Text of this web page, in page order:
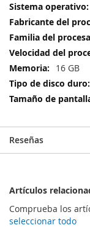
16 GB
Reseñas
Artículos
Comprueba los
seleccionar todo